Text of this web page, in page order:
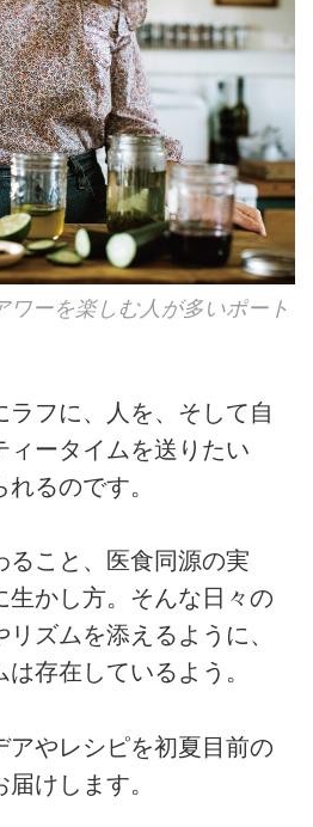
ワーを楽しむ人が多いポート
ラフに、人を、そして自
ィータイムを送りたい
るのです。
ること、医食同源の実
生かし方。そんな日々の
ズムを添えるように、
存在しているよう。
アやレシピを初夏目前の
けします。